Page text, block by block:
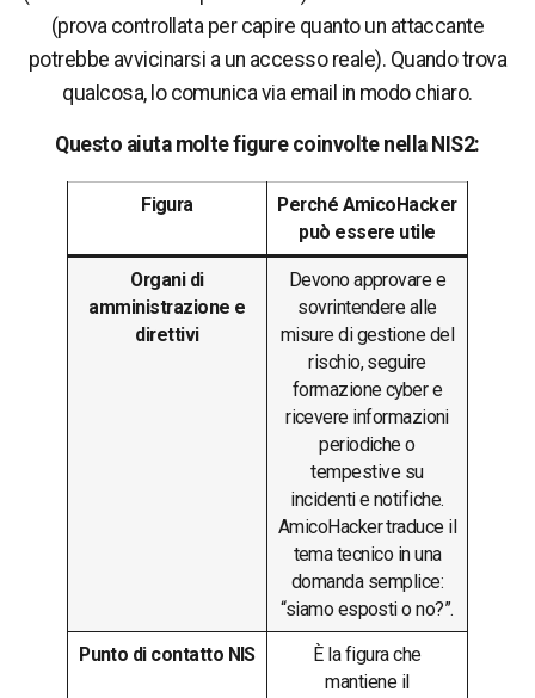
(prova controllata per capire quanto un attaccante
potrebbe avvicinarsi a un accesso reale). Quando trova
qualcosa, lo comunica via email in modo chiaro.
Questo aiuta molte figure coinvolte nella NIS2:
Figura
Perché AmicoHacker
può essere utile
Organi di
amministrazione e
direttivi
Devono approvare e
sovrintendere alle
misure di gestione del
rischio, seguire
formazione cyber e
ricevere informazioni
periodiche o
tempestive su
incidenti e notifiche.
AmicoHacker traduce il
tema tecnico in una
domanda semplice:
“siamo esposti o no?”.
Punto di contatto NIS
È la figura che
mantiene il